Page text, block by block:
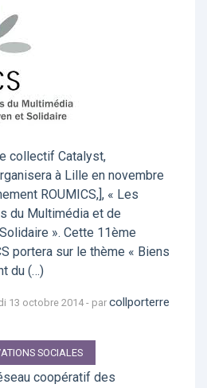
collectif Catalyst,
à Lille en novembre
ROUMICS,], « Les
du Multimédia et de
». Cette 11ème
portera sur le thème « Biens
du (…)
13 octobre 2014 - par collporterre
SOCIALES
coopératif des